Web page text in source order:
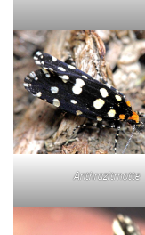
Anthrazitmotte